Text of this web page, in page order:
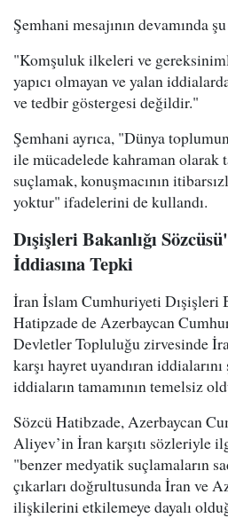
Şemhani mesajının devamında
"Komşuluk ilkeleri ve
yapıcı olmayan ve yalan
ve tedbir göstergesi değildir."
Şemhani ayrıca, "Dünya
ile mücadelede kahraman olarak
suçlamak, konuşmacının
yoktur" ifadelerini de kullandı.
Dışişleri Bakanlığı
İddiasına Tepki
İran İslam Cumhuriyeti Dışişleri
Hatipzade de Azerbaycan
Devletler Topluluğu zirvesinde
karşı hayret uyandıran
iddiaların tamamının temelsiz
Sözcü Hatibzade, Azerbaycan
Aliyev’in İran karşıtı sözleriyle
"benzer medyatik suçlamaların
çıkarları doğrultusunda İran ve
ilişkilerini etkilemeye dayalı